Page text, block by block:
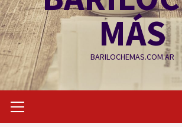
MÁS
BARILOCHEMAS.COM.AR
primario